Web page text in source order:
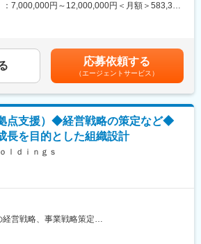
課後等デイ、訪問看護・介護等
ル」には、障がいをお持ちの方が、その障がい
活かし、「らしく（rasiku）」生きる場・つな
」、「らしく （rasiku）」 生きるを「応援す
2つの想いを込めています。
い福祉事業で全国に22社500以上の事業を運
グループの一員です。
者の支援を行っております。
もにグループ展開を開始したことが事業の始
全国各地で承継した医療法人の今後のより良い
の医療法人をグループ化を加速していき、今
120億円、スタッフ数1,000名を超える事業規
込みです。ゆくゆくは、患者さんたちへの最
、働くスタッフたちには働きやすさと十分な
環境、そして日本全国での医療介護サービス
現できる会社として大きく成長していくこと
ております。
方では2040年までは高齢者の数が増え続け、そ
：7,000,000円～12,000,000円＜月額＞583,333
を通じて上下する可能性があります。月給(月額)
表記です。
応募依頼する
（エージェントサービス）
点支援）◆経営戦略の策定など◆
長を目的とした組織設計
ｌｄｉｎｇｓ
経営戦略、事業戦略策定